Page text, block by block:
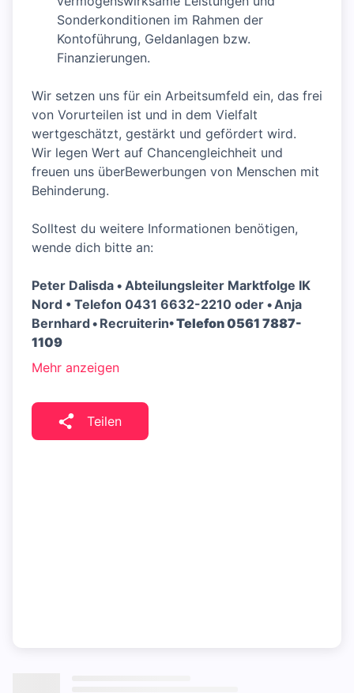
Sonderkonditionen im Rahmen der
Kontoführung, Geldanlagen bzw.
Finanzierungen.
Wir setzen uns für ein Arbeitsumfeld ein, das frei
von Vorurteilen ist und in dem Vielfalt
wertgeschätzt, gestärkt und gefördert wird.
Wir legen Wert auf Chancengleichheit und
freuen uns überBewerbungen von Menschen mit
Behinderung.
Solltest du weitere Informationen benötigen,
wende dich bitte an:
Peter Dalisda • Abteilungsleiter Marktfolge IK
Nord • Telefon 0431 6632-2210 oder •Anja
Bernhard• Recruiterin• Telefon 0561 7887-
1109
Mehr anzeigen
Teilen